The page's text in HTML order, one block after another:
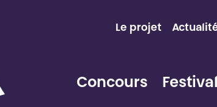
Le projet
Concours Festival